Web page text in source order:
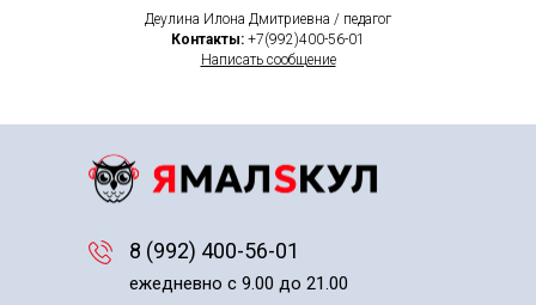
Деулина Илона Дмитриевна / педагог
Контакты: +7(992)400-56-01
Написать сообщение
8 (992) 400-56-01
ежедневно с 9.00 до 21.00